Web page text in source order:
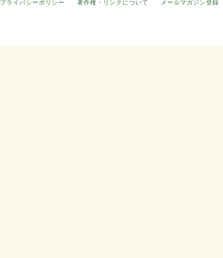
プライバシーポリシー 著作権・リンクについて メールマガジン登録